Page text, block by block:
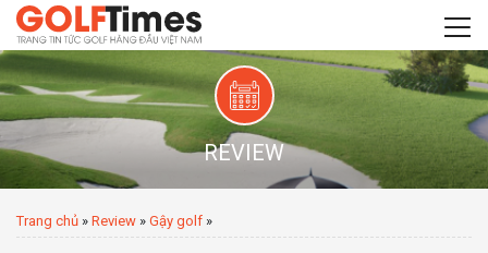
REVIEW
Trang chủ » Review » Gậy golf »